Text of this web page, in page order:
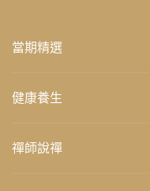
當期精選
健康養生
禪師說禪